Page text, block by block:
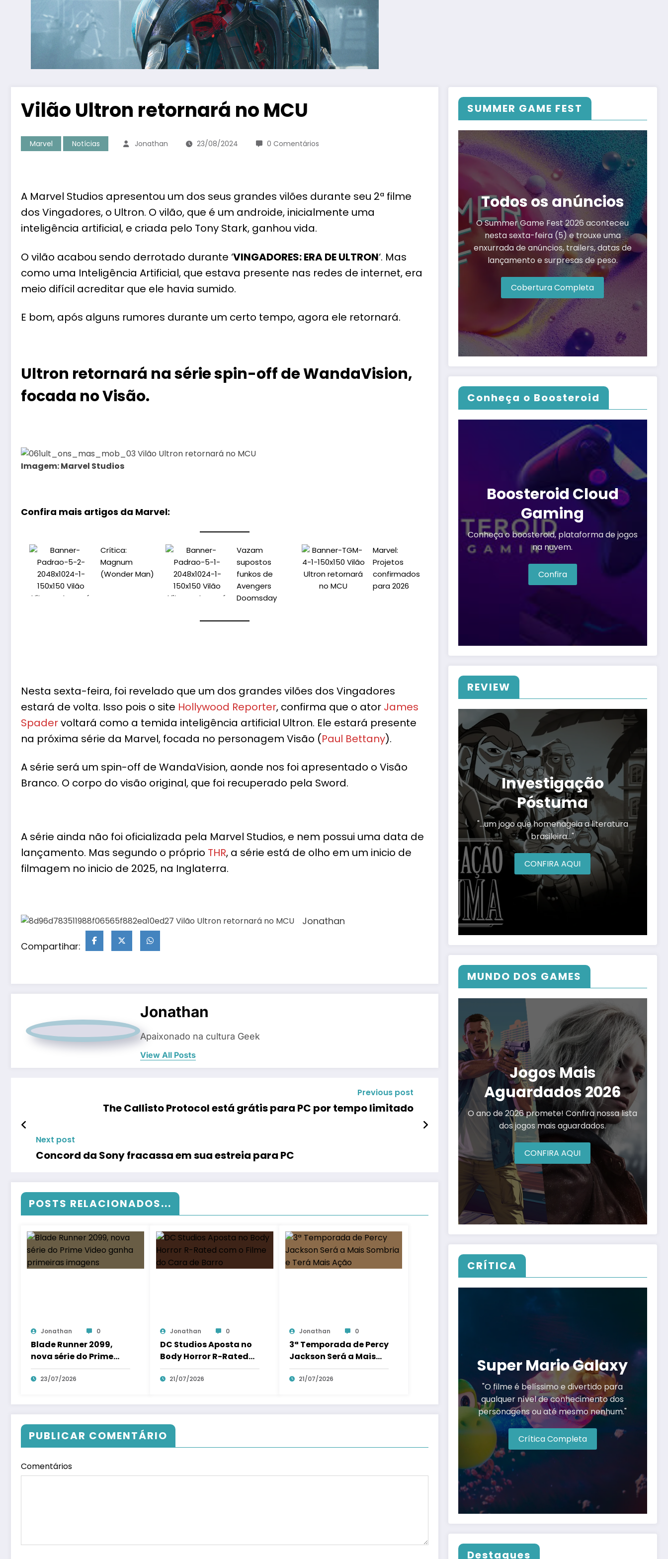
Vilão Ultron retornará no MCU
Marvel Notícias Jonathan 23/08/2024 0 Comentários
A Marvel Studios apresentou um dos seus grandes vilões durante seu 2ª filme
dos Vingadores, o Ultron. O vilão, que é um androide, inicialmente uma
inteligência artificial, e criada pelo Tony Stark, ganhou vida.
O vilão acabou sendo derrotado durante ‘VINGADORES: ERA DE ULTRON‘. Mas
como uma Inteligência Artificial, que estava presente nas redes de internet, era
meio difícil acreditar que ele havia sumido.
E bom, após alguns rumores durante um certo tempo, agora ele retornará.
Ultron retornará na série spin-off de WandaVision,
focada no Visão.
Imagem: Marvel Studios
Confira mais artigos da Marvel:
Crítica:
Magnum
(Wonder Man)
Vazam
supostos
funkos de
Avengers
Doomsday
Marvel:
Projetos
confirmados
para 2026
Nesta sexta-feira, foi revelado que um dos grandes vilões dos Vingadores
estará de volta. Isso pois o site Hollywood Reporter, confirma que o ator James
Spadervoltará como a temida inteligência artificial Ultron. Ele estará presente
na próxima série da Marvel, focada no personagem Visão (Paul Bettany).
A série será um spin-off de WandaVision, aonde nos foi apresentado o Visão
Branco. O corpo do visão original, que foi recuperado pela Sword.
A série ainda não foi oficializada pela Marvel Studios, e nem possui uma data de
lançamento. Mas segundo o próprio THR, a série está de olho em um inicio de
filmagem no inicio de 2025, na Inglaterra.
Jonathan
Compartihar:
Jonathan
Apaixonado na cultura Geek
View All Posts
Previous post
The Callisto Protocol está grátis para PC por tempo limitado
Next post
Concord da Sony fracassa em sua estreia para PC
POSTS RELACIONADOS...
Jonathan 0
Blade Runner 2099,
nova série do Prime
Video ganha primeiras
imagens
23/07/2026
Jonathan 0
DC Studios Aposta no
Body Horror R-Rated
com o Filme do Cara de
Barro
21/07/2026
Jonathan 0
3ª Temporada de Percy
Jackson Será a Mais
Sombria e Terá Mais
Ação
21/07/2026
PUBLICAR COMENTÁRIO
Comentários
SUMMER GAME FEST
Todos os anúncios
O Summer Game Fest 2026 aconteceu
nesta sexta-feira (5) e trouxe uma
enxurrada de anúncios, trailers, datas de
lançamento e surpresas de peso.
Cobertura Completa
Conheça o Boosteroid
Boosteroid Cloud
Gaming
Conheça o boosteroid, plataforma de jogos
na nuvem.
Confira
REVIEW
Investigação
Póstuma
"…um jogo que homenageia a literatura
brasileira…"
CONFIRA AQUI
MUNDO DOS GAMES
Jogos Mais
Aguardados 2026
O ano de 2026 promete! Confira nossa lista
dos jogos mais aguardados.
CONFIRA AQUI
CRÍTICA
Super Mario Galaxy
"O filme é belíssimo e divertido para
qualquer nível de conhecimento dos
personagens ou até mesmo nenhum."
Crítica Completa
Destaques